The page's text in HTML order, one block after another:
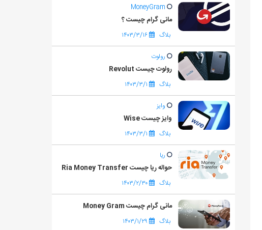
MoneyGram
مانی گرام چیست ؟
بلاگ ۱۴۰۳/۳/۱۶
رولوت
رولوت چیست Revolut
بلاگ ۱۴۰۳/۳/۱
وایز
وایز چیست Wise
بلاگ ۱۴۰۳/۳/۱
ریا
حواله ریا چیست Ria Money Transfer
بلاگ ۱۴۰۳/۲/۳۰
مانی گرام چیست Money Gram
بلاگ ۱۴۰۳/۱/۲۹